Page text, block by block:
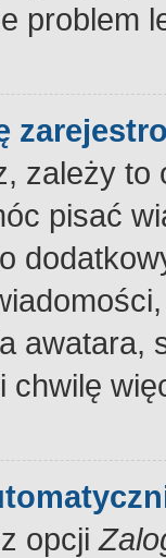
problem
zależy
pisać
chwilę
opcji